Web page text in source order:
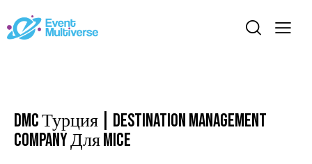
DMC Турция | Destination Management
Company Для MICE